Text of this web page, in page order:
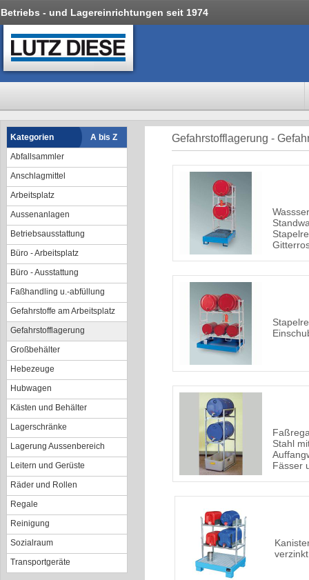
Betriebs - und Lagereinrichtungen seit 1974
Kategorien
A bis Z
Abfallsammler
Anschlagmittel
Arbeitsplatz
Aussenanlagen
Betriebsausstattung
Büro - Arbeitsplatz
Büro - Ausstattung
Faßhandling u.-abfüllung
Gefahrstoffe am Arbeitsplatz
Gefahrstofflagerung
Großbehälter
Hebezeuge
Hubwagen
Kästen und Behälter
Lagerschränke
Lagerung Aussenbereich
Leitern und Gerüste
Räder und Rollen
Regale
Reinigung
Sozialraum
Transportgeräte
Gefahrstofflagerung -
Stahl
Fässer
verzinkt